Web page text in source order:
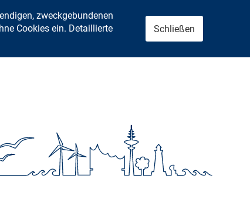
zweckgebundenen
Cookies ein. Detaillierte
Schließen